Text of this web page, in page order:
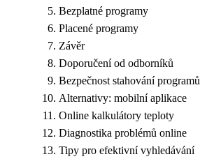
Bezplatné programy
Placené programy
Závěr
Doporučení od odborníků
Bezpečnost stahování programů
Alternativy: mobilní aplikace
Online kalkulátory teploty
Diagnostika problémů online
Tipy pro efektivní vyhledávání